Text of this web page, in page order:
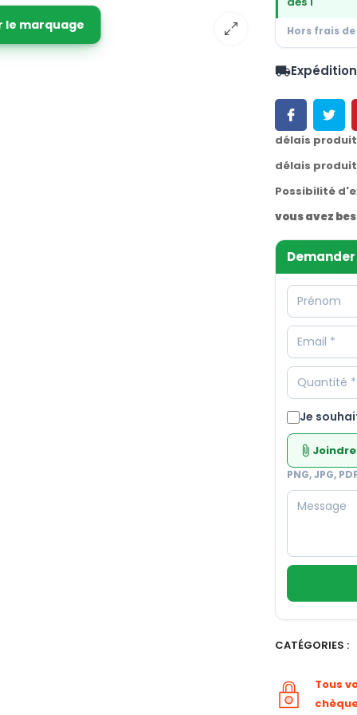
le marquage Hors frais
local_shipping
délais
délais produit
Possibilité
vous avez
Je
attach_file
PNG, JPG,
CATÉGORIES :
Tous